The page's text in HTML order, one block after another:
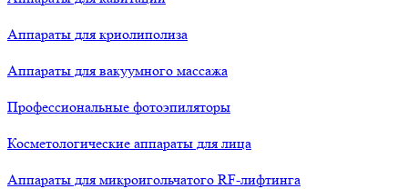
Аппараты для криолиполиза
Аппараты для вакуумного массажа
Профессиональные фотоэпиляторы
Косметологические аппараты для лица
Аппараты для микроигольчатого RF-лифтинга